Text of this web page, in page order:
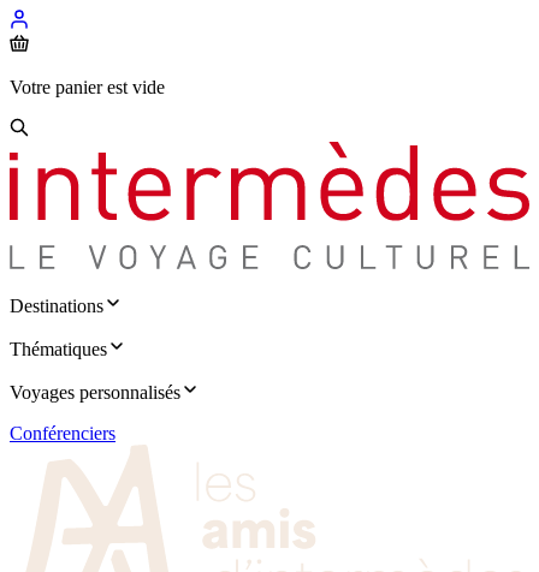
Votre panier est vide
Destinations
Thématiques
Voyages personnalisés
Conférenciers